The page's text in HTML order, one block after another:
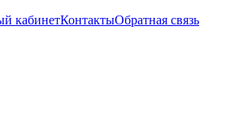
кабинетКонтактыОбратная связь